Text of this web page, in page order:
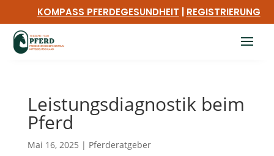
KOMPASS PFERDEGESUNDHEIT REGISTRIERUNG
Leistungsdiagnostik beim
Pferd
Mai 16, 2025 | Pferderatgeber